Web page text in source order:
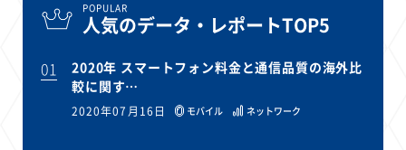
POPULAR
人気のデータ・レポートTOP5
01
2020年 スマートフォン料金と通信品質の海外比
較に関す…
2020年07月16日 モバイル ネットワーク